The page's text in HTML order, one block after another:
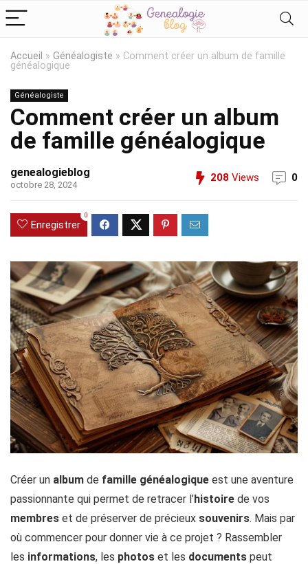
Accueil » Généalogiste » Comment créer un album de famille
généalogique
Généalogiste
Comment créer un album
de famille généalogique
genealogieblog
octobre 28, 2024
208 Views 0
Enregistrer
0
Créer un album de famille généalogique est une aventure
passionnante qui permet de retracer l’histoire de vos
membres et de préserver de précieux souvenirs. Mais par
où commencer pour donner vie à ce projet ? Rassembler
les informations, les photos et les documents peut